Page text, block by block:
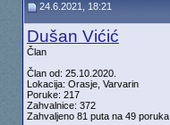
24.6.2021, 18:21
Dušan Vićić
Član
Član od: 25.10.2020.
Lokacija: Orasje, Varvarin
Poruke: 217
Zahvalnice: 372
Zahvaljeno 81 puta na 49 poruka